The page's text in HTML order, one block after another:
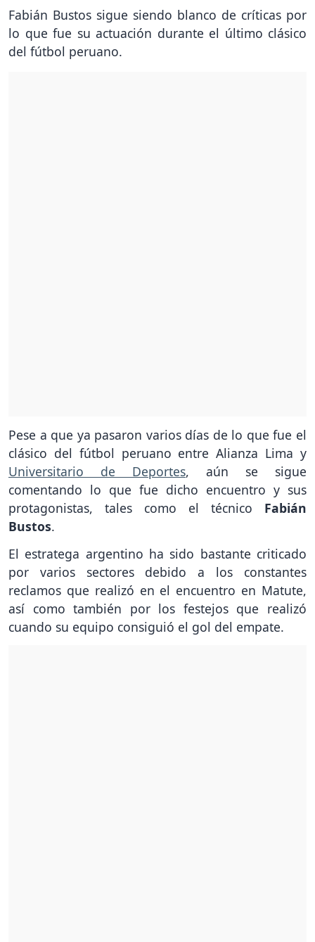
Fabián Bustos sigue siendo blanco de críticas por
lo que fue su actuación durante el último clásico
del fútbol peruano.
Pese a que ya pasaron varios días de lo que fue el
clásico del fútbol peruano entre Alianza Lima y
Universitario de Deportes, aún se sigue
comentando lo que fue dicho encuentro y sus
protagonistas, tales como el técnico Fabián
Bustos.
El estratega argentino ha sido bastante criticado
por varios sectores debido a los constantes
reclamos que realizó en el encuentro en Matute,
así como también por los festejos que realizó
cuando su equipo consiguió el gol del empate.